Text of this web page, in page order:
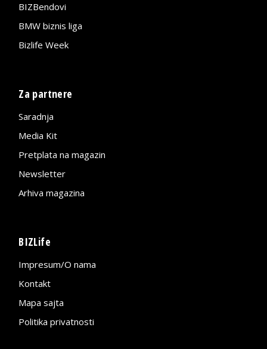
BIZBendovi
BMW biznis liga
Bizlife Week
Za partnere
Saradnja
Media Kit
Pretplata na magazin
Newsletter
Arhiva magazina
BIZLife
Impresum/O nama
Kontakt
Mapa sajta
Politika privatnosti